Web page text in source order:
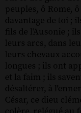
peuples, ô Rome,
davantage de toi ;
fils de l'Ausonie ;
leurs arcs, dans
leurs chevaux
longues ; ils ont
et la faim ; ils
désaltérer, à
César, ce dieu